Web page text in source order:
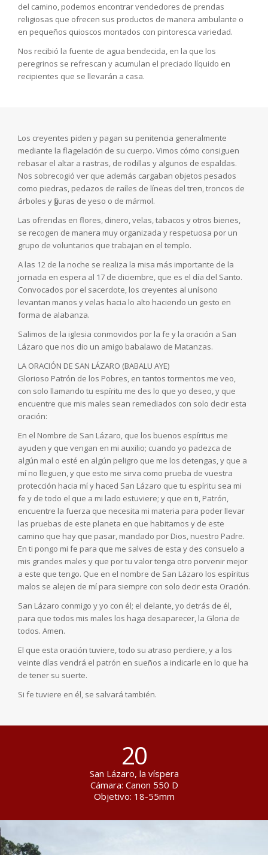
del camino, podemos encontrar vendedores de prendas
religiosas que ofrecen sus productos de manera ambulante o
en pequeños quioscos montados con pintoresca variedad.
Nos recibió la fuente de agua bendecida, en la que los
peregrinos se refrescan y acumulan el preciado líquido en
recipientes que se llevarán a casa.
Los creyentes piden y pagan su penitencia generalmente
mediante la flagelación de su cuerpo. Vimos cómo consiguen
rebasar el altar a rastras, de rodillas y algunos de espaldas.
Nos sobrecogió ver que además cargaban objetos pesados
como piedras, pedazos de raíles de líneas del tren, troncos de
árboles y figuras de yeso o de mármol.
Las ofrendas en flores, dinero, velas, tabacos y otros bienes,
se recogen de manera muy organizada y respetuosa por un
grupo de voluntarios que trabajan en el templo.
A las 12 de la noche se realiza la misa más importante de la
jornada en espera al 17 de diciembre, que es el día del Santo.
Convocados por el sacerdote, los creyentes al unísono
levantan manos y velas hacia lo alto haciendo un gesto en
forma de alabanza.
Salimos de la iglesia conmovidos por la fe y la oración a San
Lázaro que nos dio un amigo babalawo de Matanzas.
LA ORACIÓN DE SAN LÁZARO (BABALU AYE)
Glorioso Patrón de los Pobres, en tantos tormentos me veo,
con solo llamando tu espíritu me des lo que yo deseo, y que
encuentre que mis males sean remediados con solo decir esta
oración:
En el Nombre de San Lázaro, que los buenos espíritus me
ayuden y que vengan en mi auxilio; cuando yo padezca de
algún mal o esté en algún peligro que me los detengas, y que a
mí no lleguen, y que esto me sirva como prueba de vuestra
protección hacia mí y haced San Lázaro que tu espíritu sea mi
fe y de todo el que a mi lado estuviere; y que en ti, Patrón,
encuentre la fuerza que necesita mi materia para poder llevar
las pruebas de este planeta en que habitamos y de este
camino que hay que pasar, mandado por Dios, nuestro Padre.
En ti pongo mi fe para que me salves de esta y des consuelo a
mis grandes males y que por tu valor tenga otro porvenir mejor
a este que tengo. Que en el nombre de San Lázaro los espíritus
malos se alejen de mí para siempre con solo decir esta Oración.
San Lázaro conmigo y yo con él; el delante, yo detrás de él,
para que todos mis males los haga desaparecer, la Gloria de
todos. Amen.
El que esta oración tuviere, todo su atraso perdiere, y a los
veinte días vendrá el patrón en sueños a indicarle en lo que ha
de tener su suerte.
Si fe tuviere en él, se salvará también.
20
San Lázaro, la víspera
Cámara: Canon 550 D
Objetivo: 18-55mm